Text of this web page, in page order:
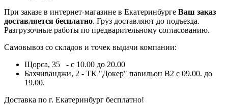
При заказе в интернет-магазине в Екатеринбурге Ваш заказ
доставляется бесплатно. Груз доставляют до подъезда.
Разгрузочные работы по предварительному согласованию.
Самовывоз со складов и точек выдачи компании:
Щорса, 35 - с 10.00 до 20.00
Бахчиванджи, 2 - ТК "Докер" павильон B2 с 09.00. до
19.00.
Доставка по г. Екатеринбург бесплатно!